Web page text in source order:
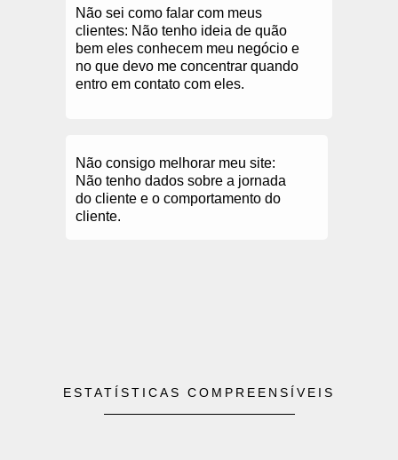
ESTATÍSTICAS COMPREENSÍVEIS
Não consigo melhorar meu site:
Não tenho dados sobre a jornada
do cliente e o comportamento do
cliente.
Não sei como falar com meus
clientes: Não tenho ideia de quão
bem eles conhecem meu negócio e
no que devo me concentrar quando
entro em contato com eles.